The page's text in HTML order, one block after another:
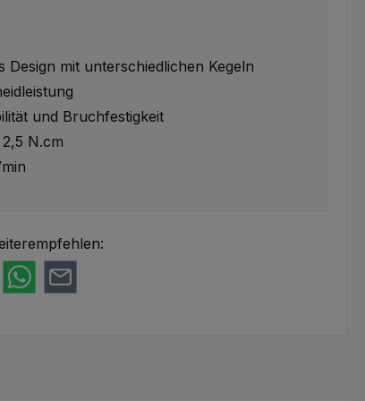
Design mit unterschiedlichen Kegeln
und Bruchfestigkeit
N.cm